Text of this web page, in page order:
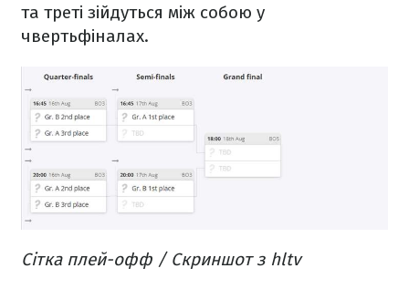
та треті зійдуться між собою у
чвертьфіналах.
Сітка плей-офф / Скриншот з hltv